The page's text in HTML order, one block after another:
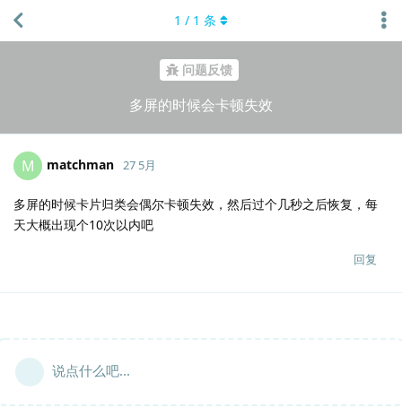
问题反馈
多屏的时候会卡顿失效
1 / 1 条
M matchman 27 5月
多屏的时候卡片归类会偶尔卡顿失效，然后过个几秒之后恢复，每
天大概出现个10次以内吧
回复
说点什么吧...